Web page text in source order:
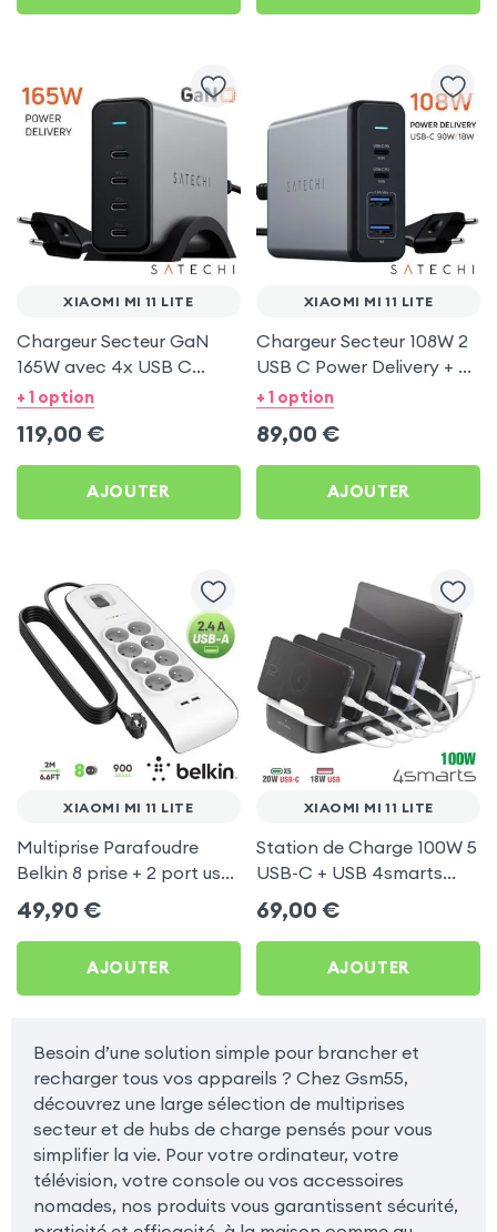
XIAOMI MI 11 LITE
Chargeur Secteur GaN
165W avec 4x USB C
Power Delivery, Câble
+ 1 option
119,00 €
AJOUTER
XIAOMI MI 11 LITE
Chargeur Secteur 108W 2
USB C Power Delivery + 2
USB, Câble Secteur,
+ 1 option
89,00 €
AJOUTER
XIAOMI MI 11 LITE
Multiprise Parafoudre
Belkin 8 prise + 2 port usb
2.4A, cable de 2 metre,
Bouton d'alimentation
49,90 €
AJOUTER
XIAOMI MI 11 LITE
Station de Charge 100W 5
USB-C + USB 4smarts
pour Xiaomi Mi 11 Lite
69,00 €
AJOUTER
Besoin d’une solution simple pour brancher et
recharger tous vos appareils ? Chez Gsm55,
découvrez une large sélection de multiprises
secteur et de hubs de charge pensés pour vous
simplifier la vie. Pour votre ordinateur, votre
télévision, votre console ou vos accessoires
nomades, nos produits vous garantissent sécurité,